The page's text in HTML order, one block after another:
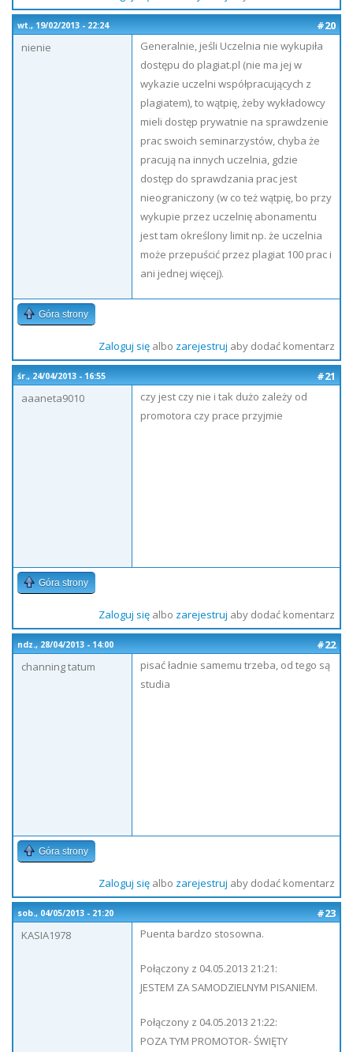
wt., 19/02/2013 - 22:24
#20
nienie
Generalnie, jeśli Uczelnia nie wykupiła
dostępu do plagiat.pl (nie ma jej w
wykazie uczelni współpracujących z
plagiatem), to wątpię, żeby wykładowcy
mieli dostęp prywatnie na sprawdzenie
prac swoich seminarzystów, chyba że
pracują na innych uczelnia, gdzie
dostęp do sprawdzania prac jest
nieograniczony (w co też wątpię, bo przy
wykupie przez uczelnię abonamentu
jest tam określony limit np. że uczelnia
może przepuścić przez plagiat 100 prac i
ani jednej więcej).
Góra strony
Zaloguj sięalbo zarejestruj aby dodać komentarz
śr., 24/04/2013 - 16:55
#21
aaaneta9010
czy jest czy nie i tak dużo zależy od
promotora czy prace przyjmie
Góra strony
Zaloguj sięalbo zarejestruj aby dodać komentarz
ndz., 28/04/2013 - 14:00
#22
channing tatum
pisać ładnie samemu trzeba, od tego są
studia
Góra strony
Zaloguj sięalbo zarejestruj aby dodać komentarz
sob., 04/05/2013 - 21:20
#23
KASIA1978
Puenta bardzo stosowna.
Połączony z 04.05.2013 21:21:
JESTEM ZA SAMODZIELNYM PISANIEM.
Połączony z 04.05.2013 21:22:
POZA TYM PROMOTOR- ŚWIĘTY